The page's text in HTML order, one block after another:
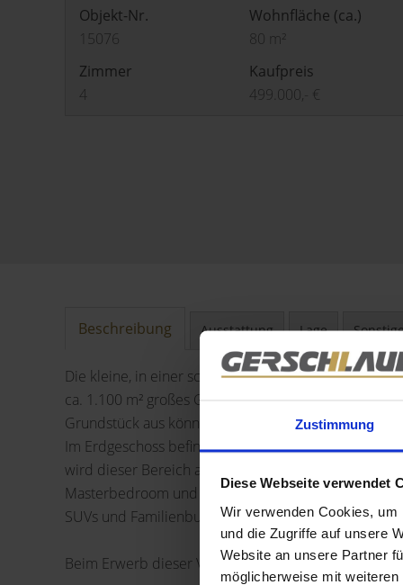
Zustimmung
Diese Webseite verwendet
Wir verwenden Cookies,
und die Zugriffe auf unsere
Website an unsere Partner
möglicherweise mit
Objekt-Nr.
15076
Wohnfläche (ca.)
80 m²
Zimmer
4
Kaufpreis
499.000,- €
Beschreibung Ausstattung Lage
Die kleine, in einer schönen und ruhigen
ca. 1.100 m² großes Grundstück mit einem Pool im
Grundstück aus können sie den ganzen Tag die
Im Erdgeschoss befinden sich zwei kleine
wird dieser Bereich als Gästewohnung genutzt. Im
Masterbedroom und ein zweites Badezimmer. In
SUVs und Familienbusse.
Beim Erwerb dieser Villa gäbe es mehrere Optionen: